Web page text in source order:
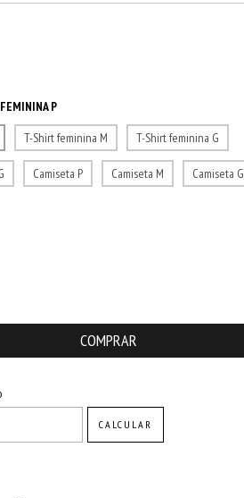
P
T-Shirt feminina M T-Shirt feminina G
Camiseta P Camiseta M Camiseta G
CALCULAR